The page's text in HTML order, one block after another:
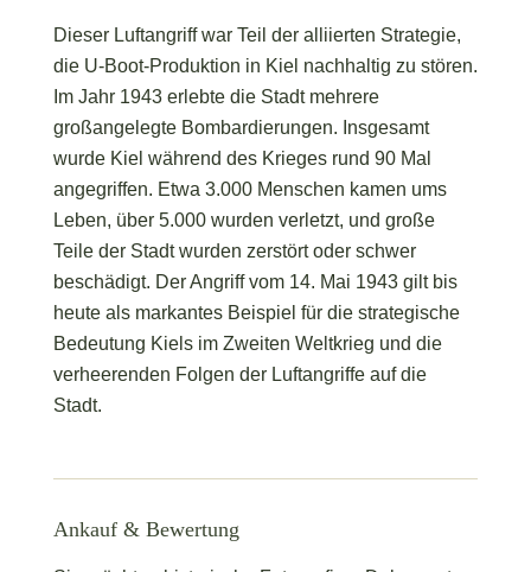
Dieser Luftangriff war Teil der alliierten Strategie,
die U-Boot-Produktion in Kiel nachhaltig zu stören.
Im Jahr 1943 erlebte die Stadt mehrere
großangelegte Bombardierungen. Insgesamt
wurde Kiel während des Krieges rund 90 Mal
angegriffen. Etwa 3.000 Menschen kamen ums
Leben, über 5.000 wurden verletzt, und große
Teile der Stadt wurden zerstört oder schwer
beschädigt. Der Angriff vom 14. Mai 1943 gilt bis
heute als markantes Beispiel für die strategische
Bedeutung Kiels im Zweiten Weltkrieg und die
verheerenden Folgen der Luftangriffe auf die
Stadt.
Ankauf & Bewertung